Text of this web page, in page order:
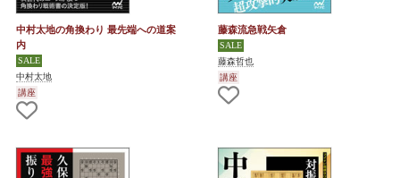
中村太地の角換わり 最先端への道案
内
中村太地
講座
藤森流急戦矢倉
藤森哲也
講座